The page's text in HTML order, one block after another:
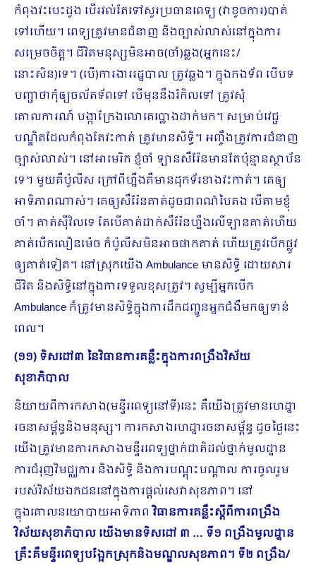
កំពុងវះបេះដូង បើរវល់តែទៅសួរប្រធានពេទ្យ (វាខូចការ)បាត់
ទៅហើយ។ ពេទ្យត្រូវមានជំនាញ និងច្បាស់លាស់នៅក្នុងការ
សម្រេចចិត្ត។ ជីវិតមនុស្សមិនអាច(ចាំ)ឆ្លង(អ្នកនេះ/
នោះសិន)ទេ។ (បើ)ការងាររដ្ឋបាល ត្រូវឆ្លង។ ក្នុងកងទ័ព បើបទ
បញ្ជាថាកុំឲ្យចល័តទ័ពទៅ បើមុននឹងរំកិលទៅ ត្រូវសុំ
គោលការណ៍ បង្កាក្រែងលោគេប្លោងដាក់មក។ សម្រាប់វេជ្ជ
បណ្ឌិតដែលកំពុងតែវះកាត់ ត្រូវមានសិទ្ធិ។ អញ្ចឹងត្រូវការជំនាញ
ច្បាស់លាស់។ នៅអាមេរិក ខ្ញុំចាំ ឡានសឺរ៉ែនមានតែប៉ុន្មានស្ថាប័ន
ទេ។ មួយគឺប៉ូលីស ក្រៅពីហ្នឹងគឺមានដុកទ័រខាងវះកាត់។ គេឲ្យ
អាទិភាពណាស់។ គេឲ្យសឺរ៉ែនគាត់ដូចជាពណ៌បៃតង បើតាមខ្ញុំ
ចាំ។ គាត់ស៊ីវិលទេ តែបើគាត់ដាក់សឺរ៉ែនហ្នឹងលើឡានគាត់ហើយ
គាត់បើកលឿនម៉េច ក៏ប៉ូលីសមិនអាចផាកគាត់ ហើយត្រូវបើកផ្លូវ
ឲ្យគាត់ទៀត។ នៅស្រុកយើង Ambulance មានសិទ្ធិ ដោយសារ
ជីវិត និងសិទ្ធិនៅក្នុងការទទួលខុសត្រូវ។ សូម្បីអ្នកបើក
Ambulance ក៏ត្រូវមានសិទ្ធិក្នុងការដឹកជញ្ជូនអ្នកជំងឺមកឲ្យទាន់
ពេល។
(១១) ទិសដៅ៣ នៃវិធានការគន្លឹះក្នុងការពង្រឹងវិស័យ
សុខាភិបាល
និយាយពីការកសាង(មន្ទីរពេទ្យនៅទី)នេះ គឺយើងត្រូវមានហេដ្ឋា
រចនាសម្ព័ន្ធនិងមនុស្ស។ ការកសាងហេដ្ឋារចនាសម្ព័ន្ធ ដូចថ្ងៃនេះ
យើងត្រូវមានការកសាងមន្ទីរពេទ្យថ្នាក់ជាតិដល់ថ្នាក់មូលដ្ឋាន
ការជំរុញវិមជ្ឈការ និងសិទ្ធិ និងការបណ្ដុះបណ្ដាល ការចូលរួម
របស់វិស័យឯកជននៅក្នុងការផ្ដល់សេវាសុខភាព។ នៅ
ក្នុងគោលនយោ​បាយអាទិភាពវិធានការគន្លឹះស្តីពីការពង្រឹង
វិស័យសុខាភិបាល យើងមានទិសដៅ ៣ … ទី១ ពង្រឹងមូលដ្ឋាន
គ្រឹះគឺមន្ទីរពេទ្យបង្អែកស្រុកនិងមណ្ឌលសុខភាព។ ទី២ ពង្រឹង/